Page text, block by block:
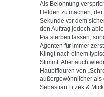
Als Belohnung
Helden zu machen,
Sekunde vor dem
den Auftrag jedoch
Pia sterben lassen,
Agenten für immer
Klingt nach einem
Stimmt. Aber auch
Hauptfiguren von
außergewöhnlicher als
Sebastian Fitzek &